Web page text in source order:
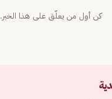
كن أول من يعلّق على هذا الخبر.